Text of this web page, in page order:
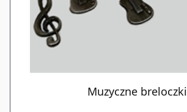
Muzyczne breloczki